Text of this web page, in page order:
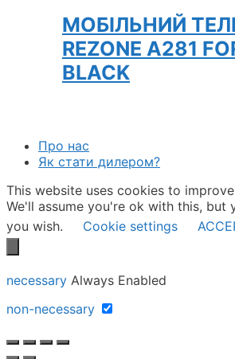
МОБІЛЬНИЙ
REZONE A281
BLACK
Про нас
Як стати дилером?
This website uses cookies to
We'll assume you're ok with this, but
you wish.
Cookie settings
necessary Always Enabled
non-necessary